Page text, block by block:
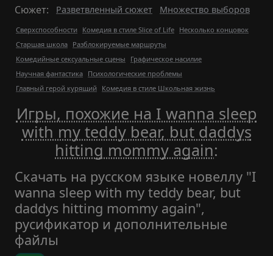
Сюжет: Разветвленный сюжет Множество выборов
Сверхспособности Комедия в стиле Slice of Life Несколько концовок
Старшая школа Разблокируемые маршруты
Комедийные сексуальные сцены
Графическое насилие
Научная фантастика Психологические проблемы
Главный герой курящий Комедия в стиле Школьная жизнь
Игры, похожие на I wanna sleep
with my teddy bear, but daddys
hitting mommy again:
Скачать на русском языке новеллу "I
wanna sleep with my teddy bear, but
daddys hitting mommy again",
русификатор и дополнительные
файлы